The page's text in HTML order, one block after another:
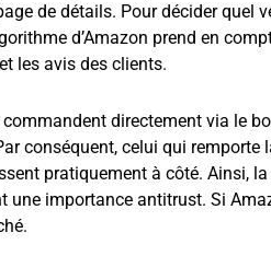
de détails. Pour décider quel
d’Amazon prend en
les avis des clients.
directement via le
conséquent, celui qui remporte
pratiquement à côté. Ainsi,
une importance antitrust. Si